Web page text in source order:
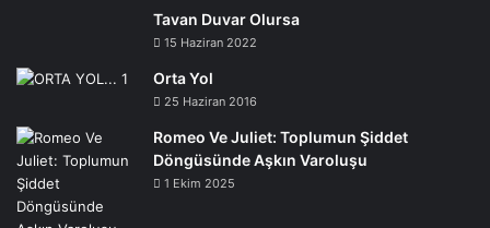
Tavan Duvar Olursa
15 Haziran 2022
Orta Yol
25 Haziran 2016
Romeo Ve Juliet: Toplumun Şiddet
Döngüsünde Aşkın Varoluşu
1 Ekim 2025